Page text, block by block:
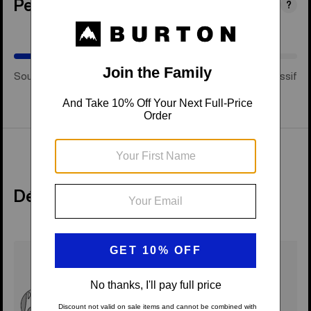
Personnalité ?
Souple et ludique Intermédiaire Rigide et agressif
Détails techniques